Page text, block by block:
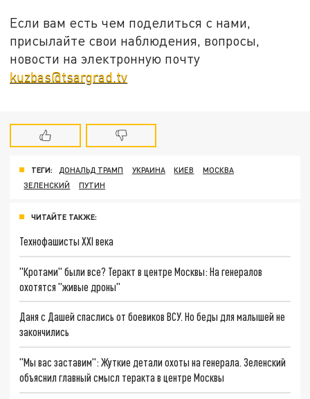
Если вам есть чем поделиться с нами,
присылайте свои наблюдения, вопросы,
новости на электронную почту
kuzbas@tsargrad.tv
ТЕГИ: ДОНАЛЬД ТРАМП УКРАИНА КИЕВ
МОСКВА
ЗЕЛЕНСКИЙ
ПУТИН
ЧИТАЙТЕ ТАКЖЕ:
Технофашисты XXI века
"Кротами" были все? Теракт в центре Москвы: На генералов
охотятся "живые дроны"
Даня с Дашей спаслись от боевиков ВСУ. Но беды для малышей не
закончились
"Мы вас заставим": Жуткие детали охоты на генерала. Зеленский
объяснил главный смысл теракта в центре Москвы